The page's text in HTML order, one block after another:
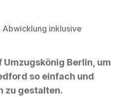
Abwicklung inklusive
Umzugskönig Berlin, um
so einfach und
zu gestalten.